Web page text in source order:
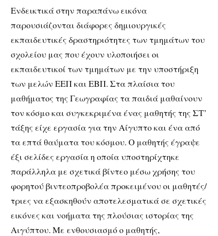
Ενδεικτικά στην παραπάνω εικόνα
παρουσιάζονται διάφορες δημιουργικές
εκπαιδευτικές δραστηριότητες των τμημάτων του
σχολείου μας που έχουν υλοποιήσει οι
εκπαιδευτικοί των τμημάτων με την υποστήριξη
των μελών ΕΕΠ και ΕΒΠ. Στα πλαίσια του
μαθήματος της Γεωγραφίας τα παιδιά μαθαίνουν
τον κόσμο και συγκεκριμένα ένας μαθητής της ΣΤ’
τάξης είχε εργασία για την Αίγυπτο και ένα από
τα επτά θαύματα του κόσμου. Ο μαθητής έγραψε
έξι σελίδες εργασία η οποία υποστηρίχτηκε
παράλληλα με σχετικά βίντεο μέσω χρήσης του
φορητού βιντεοπροβολέα προκειμένου οι μαθητές/
τριες να εξασκηθούν αποτελεσματικά σε σχετικές
εικόνες και νοήματα της πλούσιας ιστορίας της
Αιγύπτου. Με ενθουσιασμό ο μαθητής,